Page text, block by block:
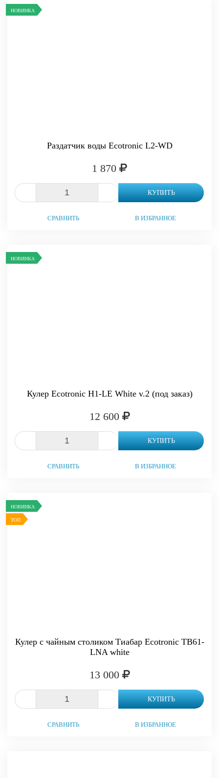
НОВИНКА
Раздатчик воды Ecotronic L2-WD
1 870
КУПИТЬ
СРАВНИТЬ В ИЗБРАННОЕ
НОВИНКА
Кулер Ecotronic H1-LE White v.2 (под заказ)
12 600
КУПИТЬ
СРАВНИТЬ В ИЗБРАННОЕ
НОВИНКА
ТОП
Кулер с чайным столиком Тиабар Ecotronic TB61-
LNA white
13 000
КУПИТЬ
СРАВНИТЬ В ИЗБРАННОЕ